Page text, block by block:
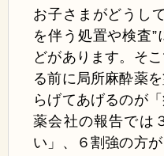
お子さまがどうし
を伴う 処置や検査”
どがあります。 そ
る前に局所麻酔薬を
らげてあげるのが
薬会社の報告では
い」、
６割強の方が